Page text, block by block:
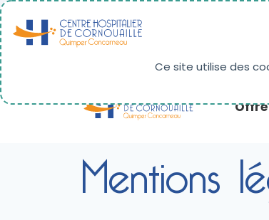
RÉSULTATS D'IMAGERIE
Offre
Mentions
Panneau de gestion des cookies
Ce site utilise des